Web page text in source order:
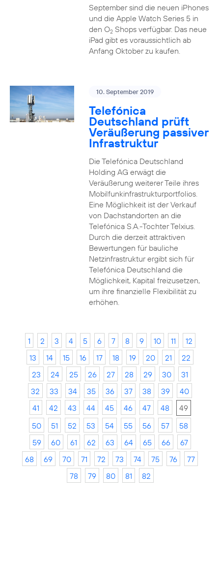
September sind die neuen iPhones
und die Apple Watch Series 5 in
den O2Shops verfügbar. Das neue
iPad gibt es voraussichtlich ab
Anfang Oktober zu kaufen.
10. September 2019
Telefónica
Deutschland prüft
Veräußerung passiver
Infrastruktur
Die Telefónica Deutschland
Holding AG erwägt die
Veräußerung weiterer Teile ihres
Mobilfunkinfrastrukturportfolios.
Eine Möglichkeit ist der Verkauf
von Dachstandorten an die
Telefónica S.A.-Tochter Telxius.
Durch die derzeit attraktiven
Bewertungen für bauliche
Netzinfrastruktur ergibt sich für
Telefónica Deutschland die
Möglichkeit, Kapital freizusetzen,
um ihre finanzielle Flexibilität zu
erhöhen.
1 2 3 4 5 6 7 8 9 10 11
12
13
14 15 16 17 18 19 20 21
22
23
24 25 26 27 28 29 30
31
32
33 34 35 36 37 38 39
40
41
42 43 44 45 46 47 48
49
50
51 52 53 54 55 56 57
58
59
60 61 62 63 64 65 66
67
68
69 70 71 72 73 74 75 76
77
78
79 80 81 82